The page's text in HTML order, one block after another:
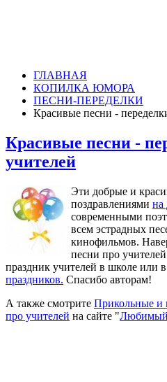
ГЛАВНАЯ
КОПИЛКА ЮМОРА
ПЕСНИ-ПЕРЕДЕЛКИ
Красивые песни -
Красивые песни -
учителей
Эти добрые и
поздравлениями на
современными
всем эстрадных
кинофильмов.
песни про
праздник учителей в школе или в
праздников. Спасибо авторам!
А также смотрите Прикольные и
про учителей на сайте "Любимый